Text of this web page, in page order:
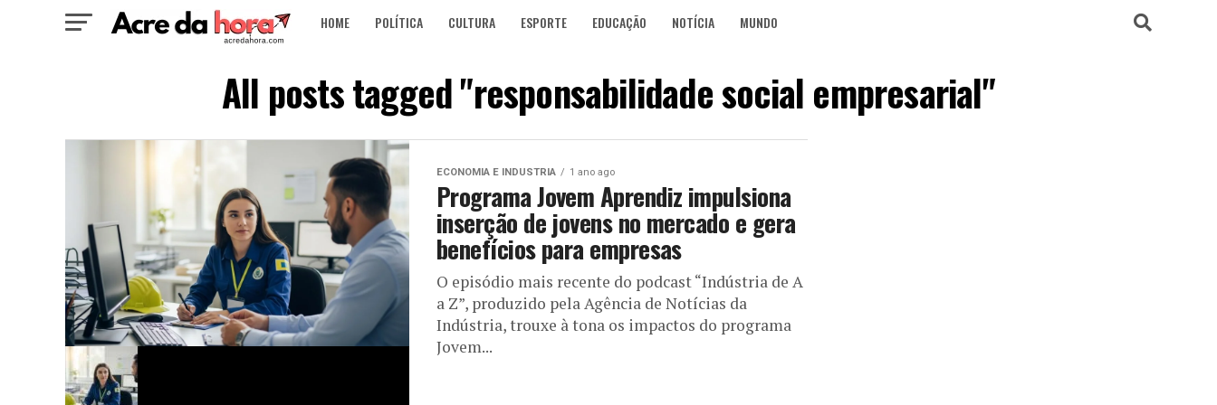
HOME POLÍTICA CULTURA ESPORTE EDUCAÇÃO NOTÍCIA MUNDO
All posts tagged "responsabilidade social empresarial"
ECONOMIA E INDUSTRIA 1 ano ago
Programa Jovem Aprendiz impulsiona
inserção de jovens no mercado e gera
benefícios para empresas
O episódio mais recente do podcast “Indústria de A
a Z”, produzido pela Agência de Notícias da
Indústria, trouxe à tona os impactos do programa
Jovem...